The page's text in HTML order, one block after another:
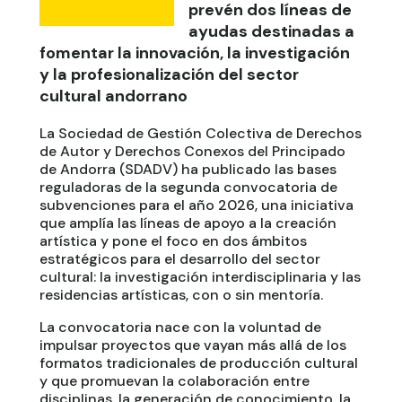
prevén dos líneas de
ayudas destinadas a
fomentar la innovación, la investigación
y la profesionalización del sector
cultural andorrano
La Sociedad de Gestión Colectiva de Derechos
de Autor y Derechos Conexos del Principado
de Andorra (SDADV) ha publicado las bases
reguladoras de la segunda convocatoria de
subvenciones para el año 2026, una iniciativa
que amplía las líneas de apoyo a la creación
artística y pone el foco en dos ámbitos
estratégicos para el desarrollo del sector
cultural: la investigación interdisciplinaria y las
residencias artísticas, con o sin mentoría.
La convocatoria nace con la voluntad de
impulsar proyectos que vayan más allá de los
formatos tradicionales de producción cultural
y que promuevan la colaboración entre